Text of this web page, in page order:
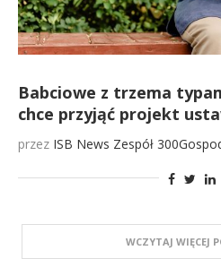
Babciowe z trzema
chce przyjąć projekt
przez ISB News Zespół
WCZYTAJ WIĘCEJ